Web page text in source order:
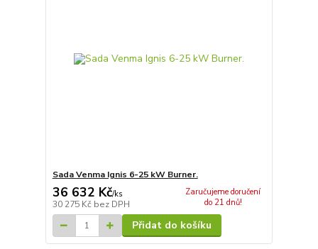
Sada Venma Ignis 6-25 kW Burner.
36 632 Kč/ks
30 275 Kč bez DPH
Zaručujeme doručení
do 21 dnů!
Přidat do košíku